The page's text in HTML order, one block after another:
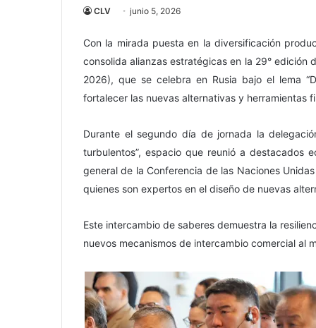
CLV junio 5, 2026
Con la mirada puesta en la diversificación
consolida alianzas estratégicas en la 29° edición
2026), que se celebra en Rusia bajo el lema
fortalecer las nuevas alternativas y herramientas
Durante el segundo día de jornada la
turbulentos”, espacio que reunió a destacados
general de la Conferencia de las Naciones
quienes son expertos en el diseño de nuevas
Este intercambio de saberes demuestra la
nuevos mecanismos de intercambio comercial al